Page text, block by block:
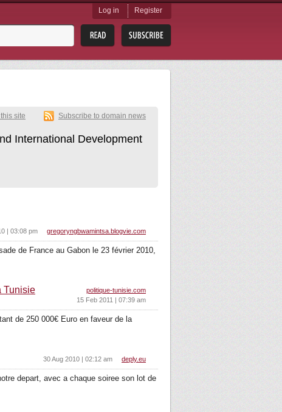
Log in Register
International Development
site Subscribe to domain news
gregoryngbwamintsa.blogvie.com
| 03:08 pm
de France au Gabon le 23 février 2010,
Tunisie
politique-tunisie.com
15 Feb 2011 | 07:39 am
de 250 000€ Euro en faveur de la
deply.eu
30 Aug 2010 | 02:12 am
depart, avec a chaque soiree son lot de